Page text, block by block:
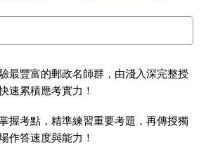
最豐富的郵政名師群，由淺入深完整授
速累積應考實力！
握考點，精準練習重要考題，再傳授獨
作答速度與能力！